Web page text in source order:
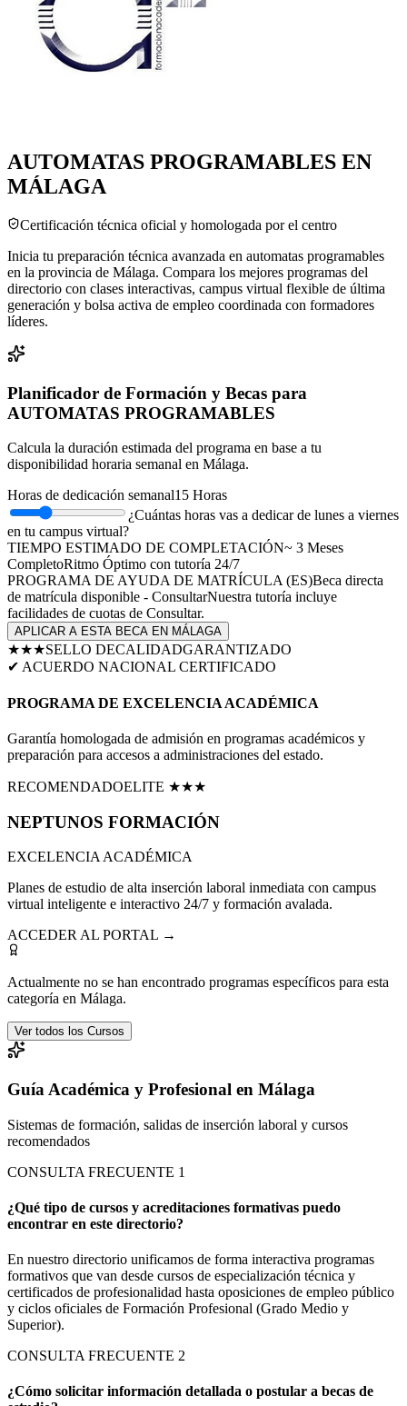
AUTOMATAS PROGRAMABLES EN
MÁLAGA
Certificación técnica oficial y homologada por el centro
Inicia tu preparación técnica avanzada en automatas programables
en la provincia de Málaga. Compara los mejores programas del
directorio con clases interactivas, campus virtual flexible de última
generación y bolsa activa de empleo coordinada con formadores
líderes.
Planificador de Formación y Becas para
AUTOMATAS PROGRAMABLES
Calcula la duración estimada del programa en base a tu
disponibilidad horaria semanal en Málaga.
Horas de dedicación semanal15 Horas
¿Cuántas horas vas a dedicar de lunes a viernes
en tu campus virtual?
TIEMPO ESTIMADO DE COMPLETACIÓN~ 3 Meses
CompletoRitmo Óptimo con tutoría 24/7
PROGRAMA DE AYUDA DE MATRÍCULA (ES)Beca directa
de matrícula disponible - ConsultarNuestra tutoría incluye
facilidades de cuotas de Consultar.
APLICAR A ESTA BECA EN MÁLAGA
★★★SELLO DECALIDADGARANTIZADO
✔ ACUERDO NACIONAL CERTIFICADO
PROGRAMA DE EXCELENCIA ACADÉMICA
Garantía homologada de admisión en programas académicos y
preparación para accesos a administraciones del estado.
RECOMENDADOELITE ★★★
NEPTUNOS FORMACIÓN
EXCELENCIA ACADÉMICA
Planes de estudio de alta inserción laboral inmediata con campus
virtual inteligente e interactivo 24/7 y formación avalada.
ACCEDER AL PORTAL →
Actualmente no se han encontrado programas específicos para esta
categoría en Málaga.
Ver todos los Cursos
Guía Académica y Profesional en Málaga
Sistemas de formación, salidas de inserción laboral y cursos
recomendados
CONSULTA FRECUENTE 1
¿Qué tipo de cursos y acreditaciones formativas puedo
encontrar en este directorio?
En nuestro directorio unificamos de forma interactiva programas
formativos que van desde cursos de especialización técnica y
certificados de profesionalidad hasta oposiciones de empleo público
y ciclos oficiales de Formación Profesional (Grado Medio y
Superior).
CONSULTA FRECUENTE 2
¿Cómo solicitar información detallada o postular a becas de